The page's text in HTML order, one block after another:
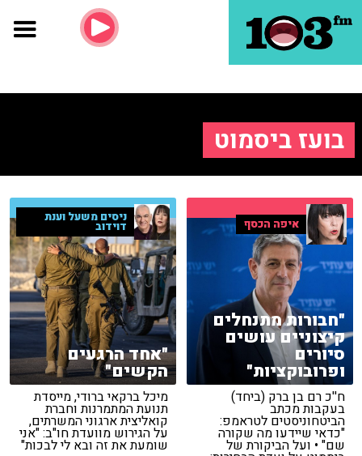
בועז ביסמוט
איפה הכסף
"חבורות מתנחלים
קיצוניים עושים
סיורים
ופרובוקציות"
ח''כ רם בן ברק (ביחד)
בעקבות מכתב
הביטחוניסטים לטראמפ:
"כדאי שיידעו מה שקורה
שם" • ועל הביקורת של
ניסים משעל וענת
דוידוב
"אחד הרגעים
הקשים"
מיכל ברקאי ברודי, מייסדת
תנועת המתמרנות וחברת
קואליצית ארגוני המשרתים,
על הגירוש מוועדת חו"ב: "אני
שומעת את זה ובא לי לבכות"